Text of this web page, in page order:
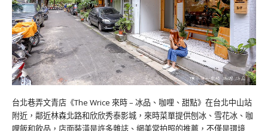
台北巷弄文青店《The Wrice 來時 – 冰品、咖哩、甜點》在台北中山站
附近，鄰近林森北路和欣欣秀泰影城，來時菜單提供刨冰、雪花冰、咖
哩飯和飲品，店面裝潢是許多雜誌、網美常拍照的推薦，不僅是環境